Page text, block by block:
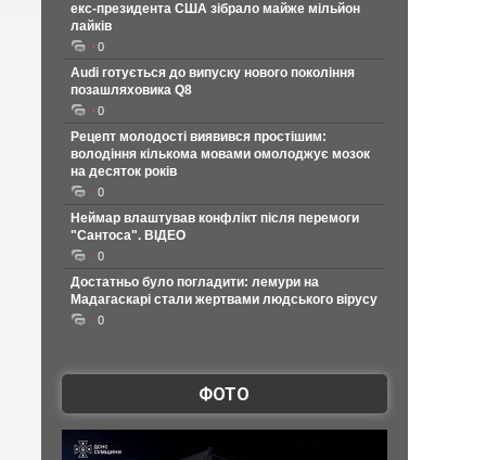
екс-президента США зібрало майже мільйон
лайків
0
Audi готується до випуску нового покоління
позашляховика Q8
0
Рецепт молодості виявився простішим:
володіння кількома мовами омолоджує мозок
на десяток років
0
Неймар влаштував конфлікт після перемоги
"Сантоса". ВІДЕО
0
Достатньо було погладити: лемури на
Мадагаскарі стали жертвами людського вірусу
0
ФОТО